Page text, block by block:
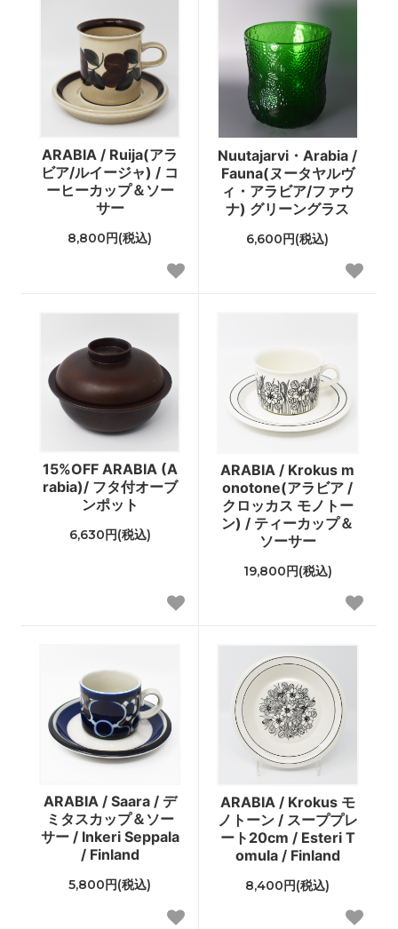
ARABIA / Ruija(アラ
ビア/ルイージャ) / コ
ーヒーカップ＆ソー
サー
8,800円(税込)
Nuutajarvi・Arabia /
Fauna(ヌータヤルヴ
ィ・アラビア/ファウ
ナ) グリーングラス
6,600円(税込)
15%OFF ARABIA (A
rabia)/ フタ付オーブ
ンポット
6,630円(税込)
ARABIA / Krokus m
onotone(アラビア /
クロッカス モノトー
ン) / ティーカップ＆
ソーサー
19,800円(税込)
ARABIA / Saara / デ
ミタスカップ＆ソー
サー / Inkeri Seppala
/ Finland
5,800円(税込)
ARABIA / Krokus モ
ノトーン / スーププレ
ート20cm / Esteri T
omula / Finland
8,400円(税込)